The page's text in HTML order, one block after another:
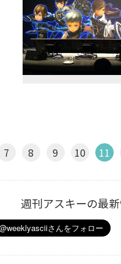
7 8 9 10 11
週刊アスキーの最